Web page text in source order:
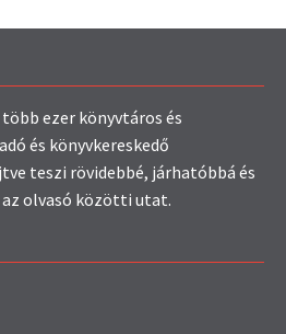
ezer könyvtáros és
és könyvkereskedő
teszi rövidebbé, járhatóbbá és
az olvasó közötti utat.